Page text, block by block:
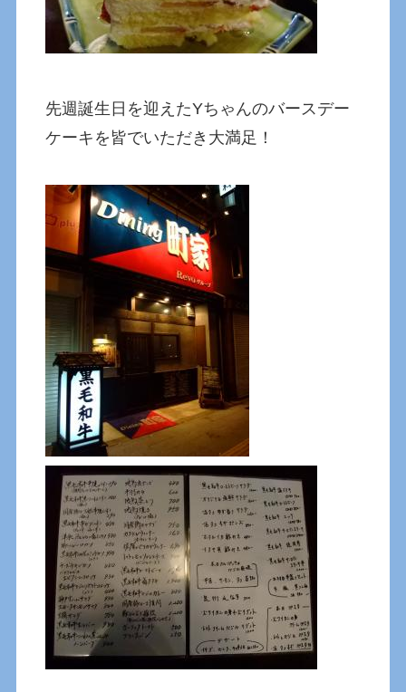
先週誕生日を迎えたYちゃんのバースデー
ケーキを皆でいただき大満足！